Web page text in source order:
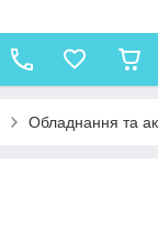
Обладнання та